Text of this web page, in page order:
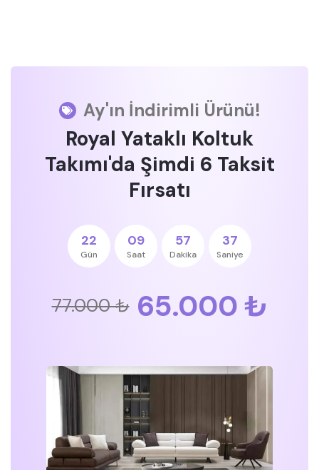
Ay'ın İndirimli Ürünü!
Royal Yataklı Koltuk
Takımı'da Şimdi 6 Taksit
Fırsatı
22
Gün
09
Saat
57
Dakika
37
Saniye
77.000 ₺ 65.000 ₺